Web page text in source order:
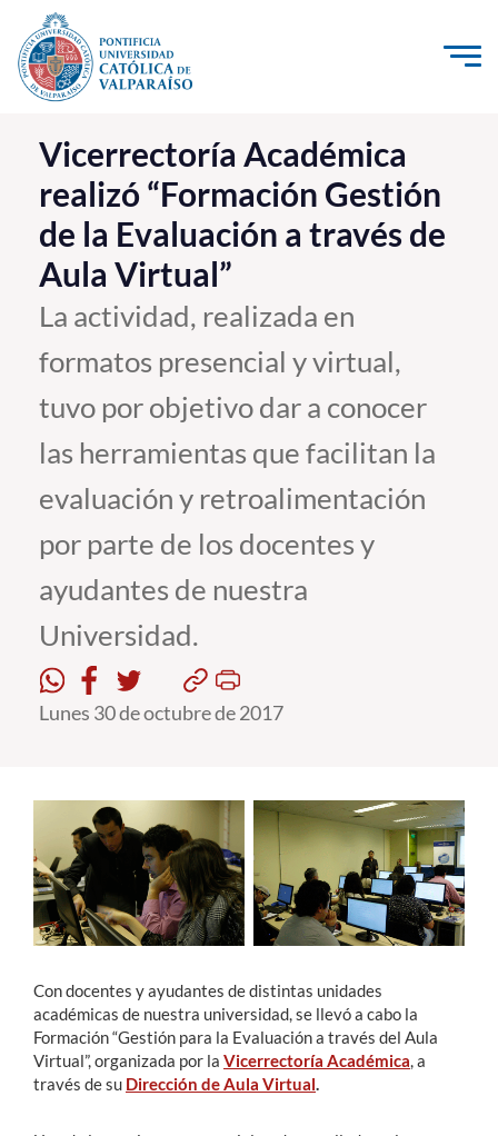
Click acá para ir directamente al contenido
La Universidad
Investigación, Creación e Innovación
PUCV Internacional
Vinculación con el Medio
Admisión
Pregrado
Postgrado
Formación Continua
Estudiantes
Académicos
Funcionarios
Alumni
Vicerrectoría Académica
realizó “Formación Gestión
de la Evaluación a través de
Aula Virtual”
La actividad, realizada en
formatos presencial y virtual,
tuvo por objetivo dar a conocer
las herramientas que facilitan la
evaluación y retroalimentación
por parte de los docentes y
ayudantes de nuestra
Universidad.
Lunes 30 de octubre de 2017
Con docentes y ayudantes de distintas unidades
académicas de nuestra universidad, se llevó a cabo la
Formación “Gestión para la Evaluación a través del Aula
Virtual”, organizada por la Vicerrectoría Académica, a
través de su Dirección de Aula Virtual.